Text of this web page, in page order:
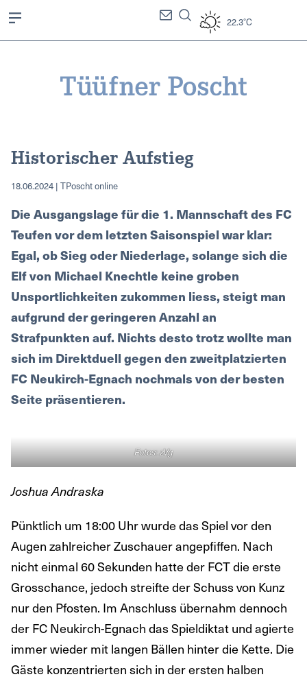
22.3°C
Historischer Aufstieg
18.06.2024 | TPoscht online
Die Ausgangslage für die 1. Mannschaft des FC
Teufen vor dem letzten Saisonspiel war klar:
Egal, ob Sieg oder Niederlage, solange sich die
Elf von Michael Knechtle keine groben
Unsportlichkeiten zukommen liess, steigt man
aufgrund der geringeren Anzahl an
Strafpunkten auf. Nichts desto trotz wollte man
sich im Direktduell gegen den zweitplatzierten
FC Neukirch-Egnach nochmals von der besten
Seite präsentieren.
Fotos: zVg
Joshua Andraska
Pünktlich um 18:00 Uhr wurde das Spiel vor den
Augen zahlreicher Zuschauer angepfiffen. Nach
nicht einmal 60 Sekunden hatte der FCT die erste
Grosschance, jedoch streifte der Schuss von Kunz
nur den Pfosten. Im Anschluss übernahm dennoch
der FC Neukirch-Egnach das Spieldiktat und agierte
immer wieder mit langen Bällen hinter die Kette. Die
Gäste konzentrierten sich in der ersten halben